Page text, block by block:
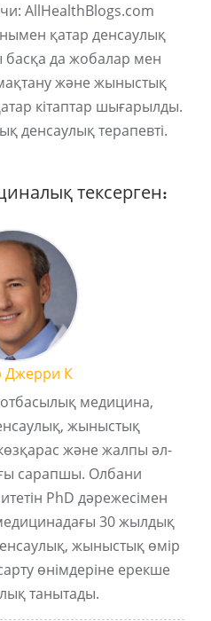
AllHealthBlogs.com
қатар денсаулық
басқа да жобалар мен
және жыныстық
кітаптар шығарылды.
денсаулық терапевті.
тексерген:
Джерри К
медицина,
жыныстық
және жалпы әл-
сарапшы. Олбани
PhD дәрежесімен
30 жылдық
жыныстық өмір
өнімдеріне ерекше
танытады.